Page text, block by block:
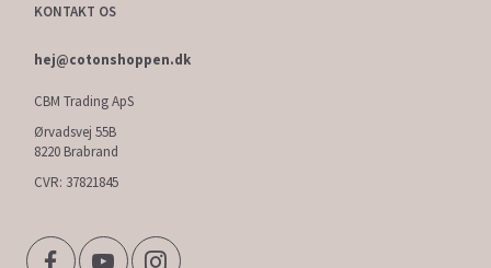
KONTAKT OS
hej@cotonshoppen.dk
CBM Trading ApS
Ørvadsvej 55B
8220 Brabrand
CVR: 37821845